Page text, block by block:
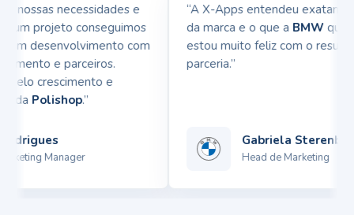
necessidades e
projeto conseguimos
desenvolvimento com
e parceiros.
crescimento e
Polishop.”
Manager
“A X-Apps entendeu
da marca e o que aBMWqueria
estou muito feliz com o
parceria.”
Gabriela Sterenberg
Head de Marketing